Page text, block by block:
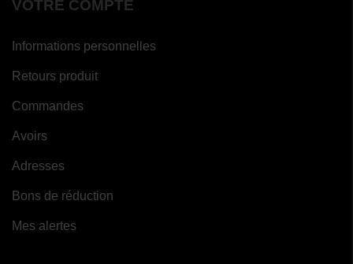
VOTRE COMPTE
Informations personnelles
Retours produit
Commandes
Avoirs
Adresses
Bons de réduction
Mes alertes